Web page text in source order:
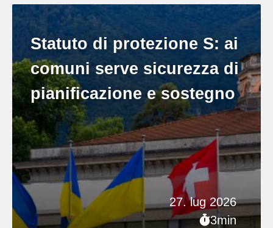
27. lug 2026
3min
Statuto di protezione S: ai
comuni serve sicurezza di
pianificazione e sostegno